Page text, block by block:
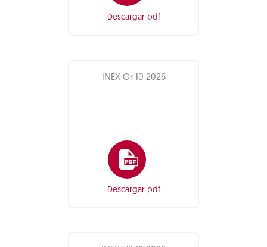
Descargar pdf
INEX-Or 10 2026
Descargar pdf